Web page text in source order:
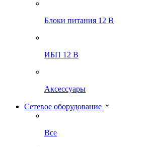
Блоки питания 12 В
ИБП 12 В
Аксессуары
Сетевое оборудование
Все